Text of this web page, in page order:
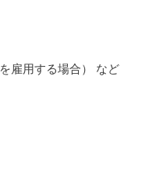
雇用する場合） など